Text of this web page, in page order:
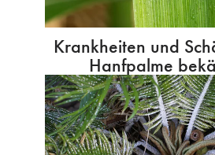
Krankheiten und
Hanfpalme